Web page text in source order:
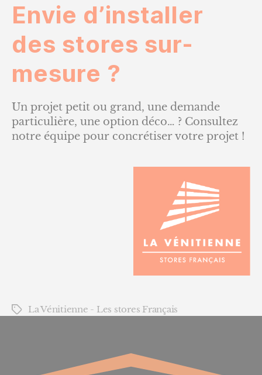
Envie d’installer
des stores sur-
mesure ?
Un projet petit ou grand, une demande
particulière, une option déco… ? Consultez
notre équipe pour concrétiser votre projet !
Étiquettes
La Vénitienne - Les stores Français